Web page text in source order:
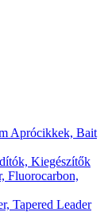
Aprócikkek, Bait
Kiegészítők
Fluorocarbon,
Tapered Leader